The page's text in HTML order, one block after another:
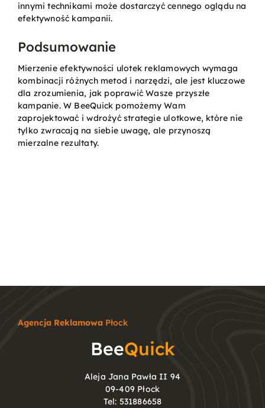
innymi technikami może dostarczyć cennego oglądu na
efektywność kampanii.
Podsumowanie
Mierzenie efektywności ulotek reklamowych wymaga
kombinacji różnych metod i narzędzi, ale jest kluczowe
dla zrozumienia, jak poprawić Wasze przyszłe
kampanie. W BeeQuick pomożemy Wam
zaprojektować i wdrożyć strategie ulotkowe, które nie
tylko zwracają na siebie uwagę, ale przynoszą
mierzalne rezultaty.
Agencja ReklamowaPłock
BeeQuick
Aleja Jana Pawła II 94
09-409 Płock
Tel: 531886658